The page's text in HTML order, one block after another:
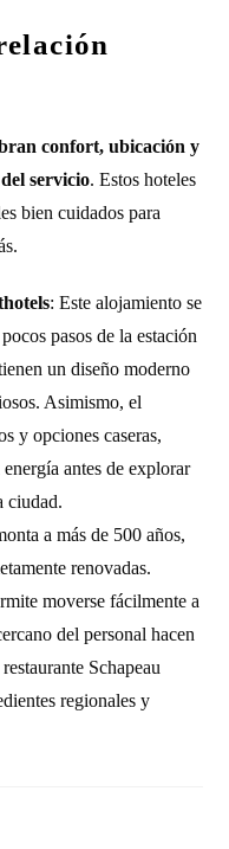
confort, ubicación y
servicio. Estos hoteles
bien cuidados para
: Este alojamiento se
pasos de la estación
un diseño moderno
Asimismo, el
y opciones caseras,
antes de explorar
ciudad.
a más de 500 años,
renovadas.
moverse fácilmente a
del personal hacen
Schapeau
regionales y